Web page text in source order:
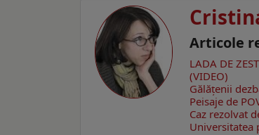
Articole
LADA DE
(VIDEO)
Gălăţenii
Peisaje de
Caz rezolvat
Universitatea